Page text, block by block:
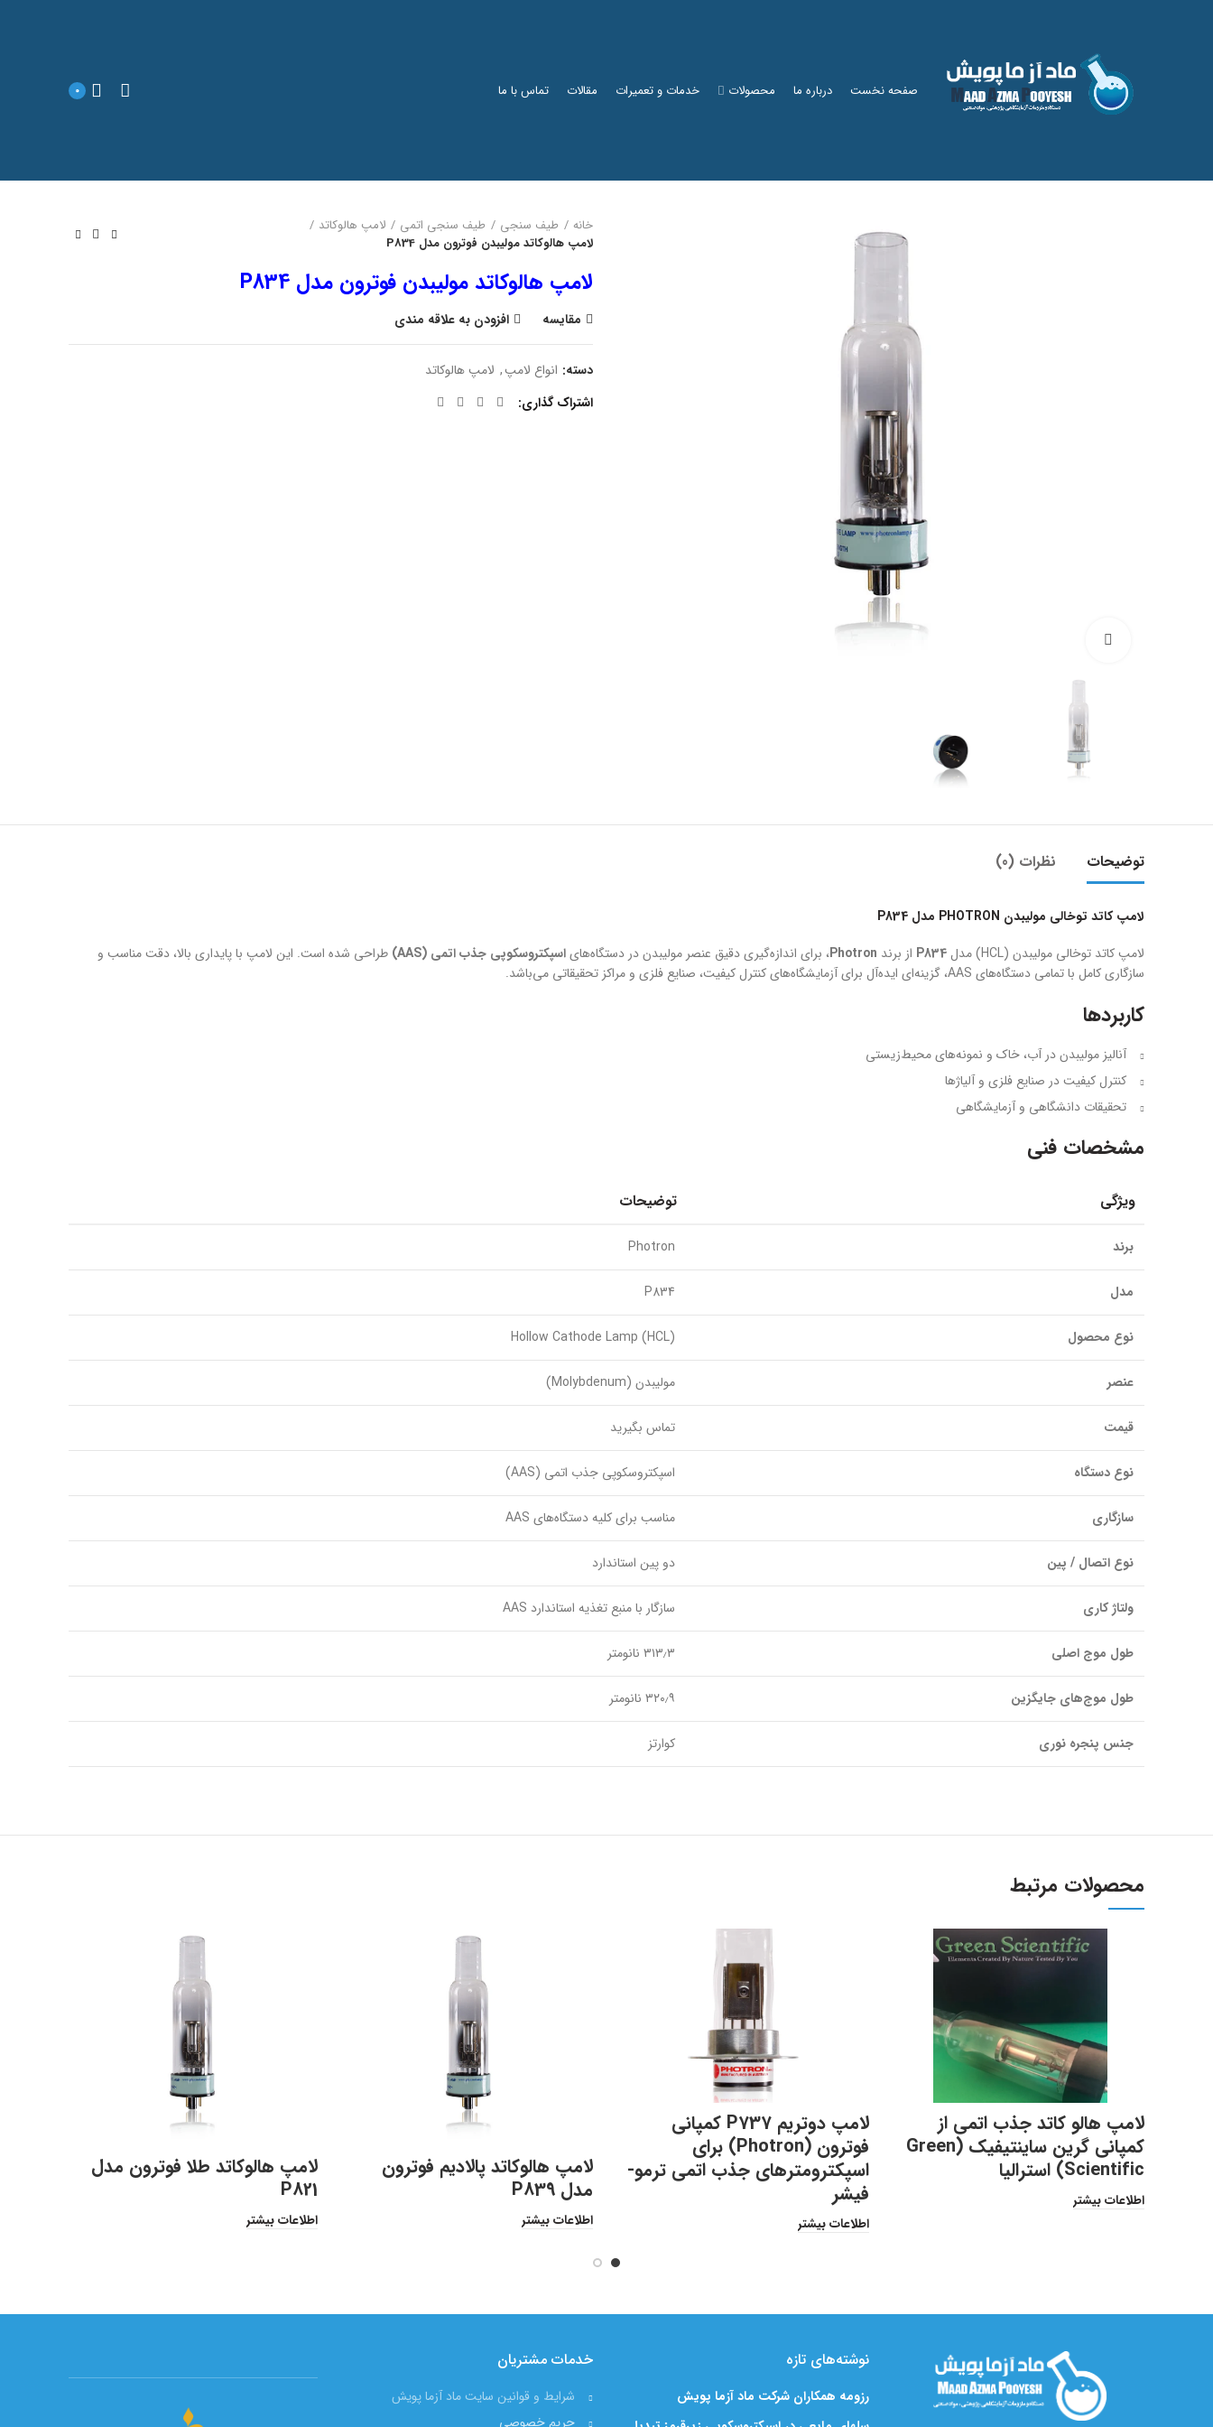
صفحه نخست درباره ما محصولات خدمات و تعمیرات مقالات تماس با ما 0
خانه طیف سنجی طیف سنجی اتمی
لامپ هالوکاتد
لامپ هالوکاتد مولیبدن فوترون مدل P834
لامپ هالوکاتد مولیبدن فوترون مدل P834
مقایسه افزودن به علاقه مندی
دسته: انواع لامپ, لامپ هالوکاتد
اشتراک گذاری
توضیحات نظرات (0)
لامپ کاتد توخالی مولیبدن PHOTRON مدل P834
لامپ کاتد توخالی مولیبدن (HCL) مدل
P834 از برند Photron، برای اندازه‌گیری دقیق عنصر مولیبدن در دستگاه‌هایاسپکتروسکوپی جذب اتمی (AAS)
طراحی شده است. این لامپ با پایداری بالا، دقت مناسب و
سازگاری کامل با تمامی دستگاه‌های AAS، گزینه‌ای ایده‌آل برای آزمایشگاه‌های کنترل کیفیت، صنایع فلزی و مراکز تحقیقاتی می‌باشد.
کاربردها
آنالیز مولیبدن در آب، خاک و نمونه‌های محیط‌زیستی
کنترل کیفیت در صنایع فلزی و آلیاژها
تحقیقات دانشگاهی و آزمایشگاهی
مشخصات فنی
ویژگی توضیحات
برند Photron
مدل P834
نوع محصول Hollow Cathode Lamp (HCL)
عنصر مولیبدن (Molybdenum)
قیمت تماس بگیرید
نوع دستگاه اسپکتروسکوپی جذب اتمی (AAS)
سازگاری مناسب برای کلیه دستگاه‌های AAS
نوع اتصال / پین دو پین استاندارد
ولتاژ کاری سازگار با منبع تغذیه استاندارد AAS
طول موج اصلی ۳۱۳٫۳ نانومتر
طول موج‌های جایگزین ۳۲۰٫۹ نانومتر
جنس پنجره نوری کوارتز
محصولات مرتبط
لامپ هالو کاتد جذب اتمی از
کمپانی گرین ساینتیفیک (Green
Scientific) استرالیا
اطلاعات بیشتر
لامپ دوتریم P737 کمپانی
فوترون (Photron) برای
اسپکترومترهای جذب اتمی ترمو-
فیشر
اطلاعات بیشتر
لامپ هالوکاتد پالادیم فوترون
مدل P839
اطلاعات بیشتر
لامپ هالوکاتد طلا فوترون مدل
P821
اطلاعات بیشتر
نوشته‌های تازه
رزومه همکاران شرکت ماد آزما پویش
خدمات مشتریان
شرایط و قوانین سایت ماد آزما پویش
حریم خصوصی